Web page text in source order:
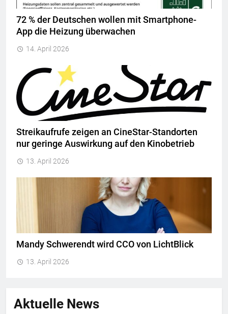
72 % der Deutschen wollen mit Smartphone-
App die Heizung überwachen
14. April 2026
Streikaufrufe zeigen an CineStar-Standorten
nur geringe Auswirkung auf den Kinobetrieb
13. April 2026
Mandy Schwerendt wird CCO von LichtBlick
13. April 2026
Aktuelle News